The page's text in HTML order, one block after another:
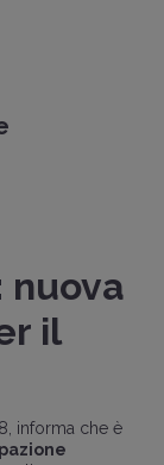
nuova
il
informa che è